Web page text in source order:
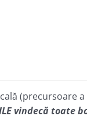
(precursoare
vindecă